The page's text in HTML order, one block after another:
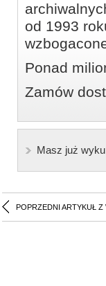
od 1993
Ponad
Zamów
Masz już
POPRZEDNI ARTYKUŁ Z